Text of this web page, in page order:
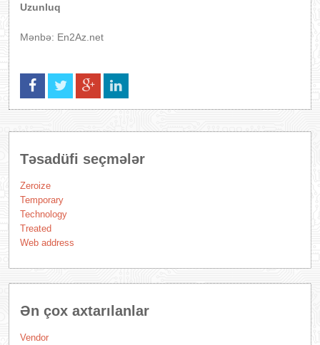
Uzunluq
Mənbə: En2Az.net
Təsadüfi seçmələr
Zeroize
Temporary
Technology
Treated
Web address
Ən çox axtarılanlar
Vendor